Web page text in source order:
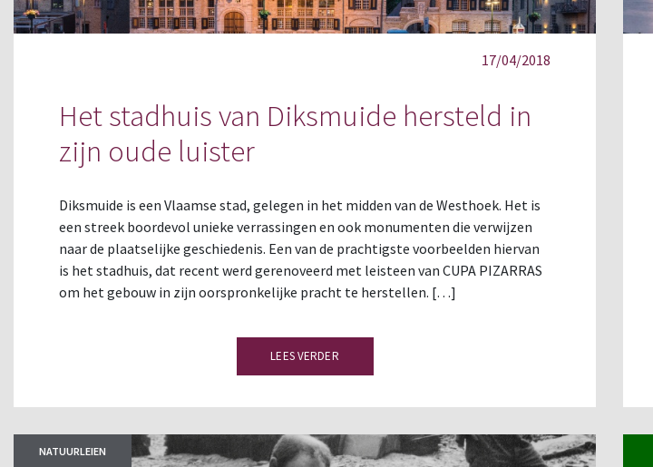
17/04/2018
Het stadhuis van Diksmuide hersteld in
zijn oude luister
Diksmuide is een Vlaamse stad, gelegen in het midden van de Westhoek. Het is
een streek boordevol unieke verrassingen en ook monumenten die verwijzen
naar de plaatselijke geschiedenis. Een van de prachtigste voorbeelden hiervan
is het stadhuis, dat recent werd gerenoveerd met leisteen van CUPA PIZARRAS
om het gebouw in zijn oorspronkelijke pracht te herstellen. […]
LEES VERDER
NATUURLEIEN